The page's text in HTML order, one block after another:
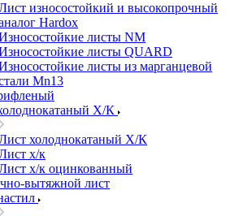
износостойкий и высокопрочный
Hardox
листы NM
листы QUARD
листы из марганцевой
Mn13
Х/К
холоднокатаный Х/К
х/к
х/к оцинкованный
вытяжной лист